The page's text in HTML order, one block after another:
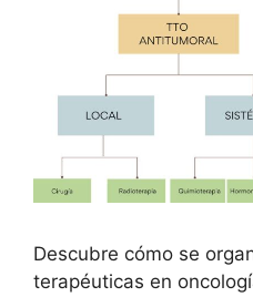
Descubre cómo se
terapéuticas en